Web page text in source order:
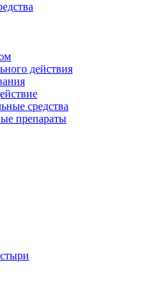
действия
средства
препараты